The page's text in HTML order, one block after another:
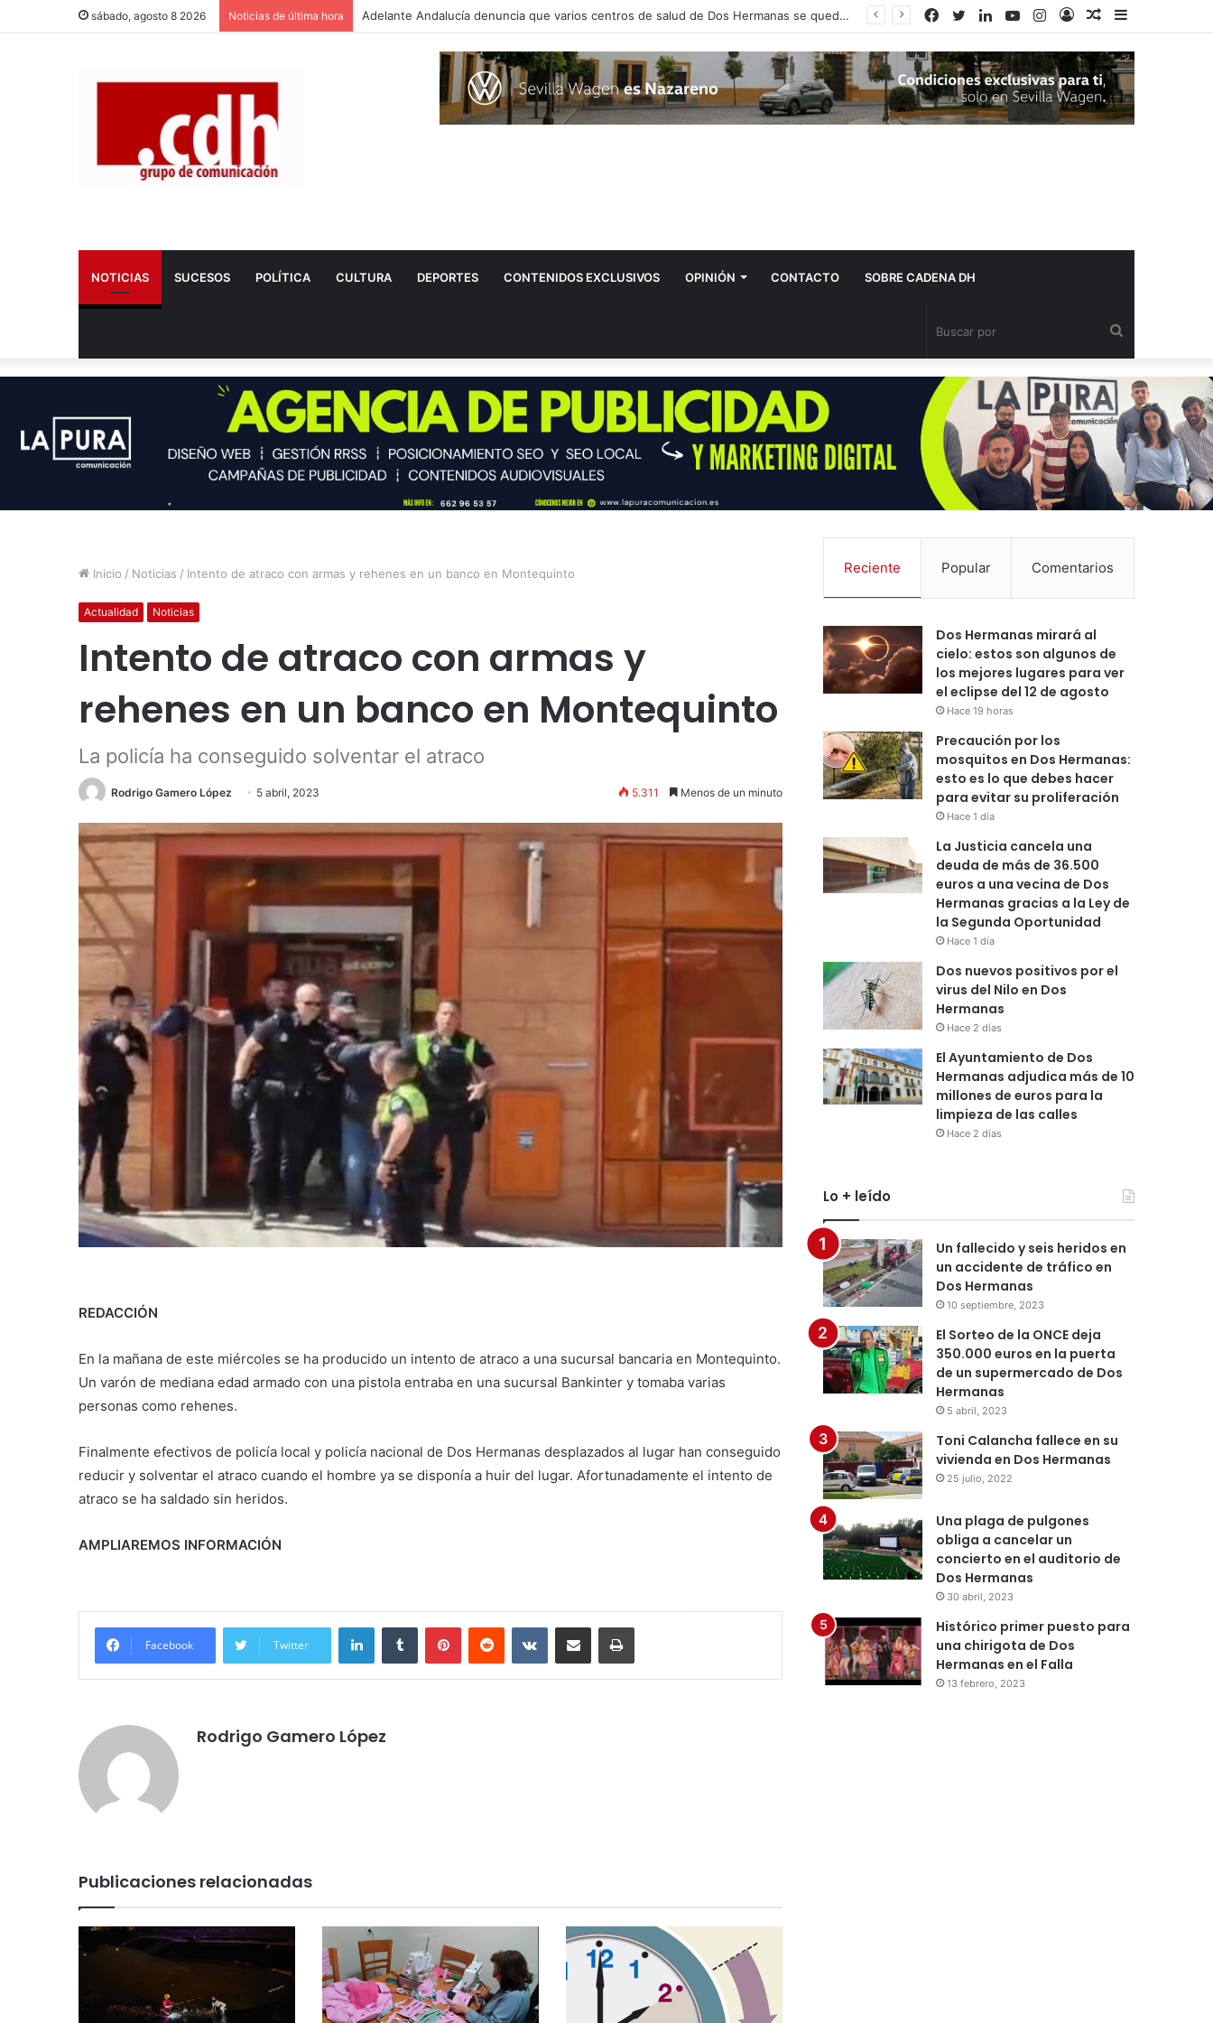
sábado, agosto 8 2026 Noticias de última hora Adelante Andalucía denuncia que varios centros de salud de Dos Hermanas se quedan sin pediatra en pleno mes de agosto
Barra
Publicación
azar
Acceso
Instagram
YouTube
LinkedIn
Twitter
Facebook
NOTICIAS SUCESOS POLÍTICA CULTURA DEPORTES CONTENIDOS EXCLUSIVOS OPINIÓN CONTACTO SOBRE CADENA DH
por
Inicio / Noticias / Intento de atraco con armas y rehenes en un banco en Montequinto
Actualidad Noticias
Intento de atraco con armas y
rehenes en un banco en Montequinto
La policía ha conseguido solventar el atraco
Rodrigo Gamero López 5 abril, 2023 5.311 Menos de un minuto
REDACCIÓN
En la mañana de este miércoles se ha producido un intento de atraco a una sucursal bancaria en Montequinto.
Un varón de mediana edad armado con una pistola entraba en una sucursal Bankinter y tomaba varias
personas como rehenes.
Finalmente efectivos de policía local y policía nacional de Dos Hermanas desplazados al lugar han conseguido
reducir y solventar el atraco cuando el hombre ya se disponía a huir del lugar. Afortunadamente el intento de
atraco se ha saldado sin heridos.
AMPLIAREMOS INFORMACIÓN
Facebook Twitter
LinkedInTumblr PinterestReddit VKontakteCompartir por correo electrónicoImprimir
Rodrigo Gamero López
Publicaciones relacionadas
Reciente Popular Comentarios
Dos Hermanas mirará al
cielo: estos son algunos de
los mejores lugares para ver
el eclipse del 12 de agosto
Hace 19 horas
Precaución por los
mosquitos en Dos Hermanas:
esto es lo que debes hacer
para evitar su proliferación
Hace 1 día
La Justicia cancela una
deuda de más de 36.500
euros a una vecina de Dos
Hermanas gracias a la Ley de
la Segunda Oportunidad
Hace 1 día
Dos nuevos positivos por el
virus del Nilo en Dos
Hermanas
Hace 2 días
El Ayuntamiento de Dos
Hermanas adjudica más de 10
millones de euros para la
limpieza de las calles
Hace 2 días
Lo + leído
Un fallecido y seis heridos en
un accidente de tráfico en
Dos Hermanas
10 septiembre, 2023
El Sorteo de la ONCE deja
350.000 euros en la puerta
de un supermercado de Dos
Hermanas
5 abril, 2023
Toni Calancha fallece en su
vivienda en Dos Hermanas
25 julio, 2022
Una plaga de pulgones
obliga a cancelar un
concierto en el auditorio de
Dos Hermanas
30 abril, 2023
Histórico primer puesto para
una chirigota de Dos
Hermanas en el Falla
13 febrero, 2023